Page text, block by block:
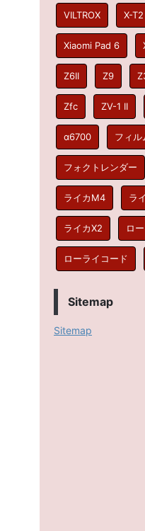
VILTROX X-T2
Xiaomi Pad 6
Z6II Z9
Zfc ZV-1 II
α6700 フィル
フォクトレンダー
ライカM4 ラ
ライカX2 ロ
ローライコード
Sitemap
Sitemap